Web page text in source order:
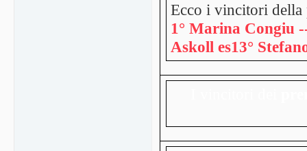
Ecco i vincitori della
1° Marina Congiu
Askoll es13°